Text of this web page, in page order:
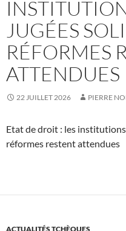
JUGÉES
RÉFORMES
ATTENDUES
22 JUILLET 2026 PIERRE
Etat de droit : les
réformes restent attendues
ACTUALITÉS TCHÈQUES